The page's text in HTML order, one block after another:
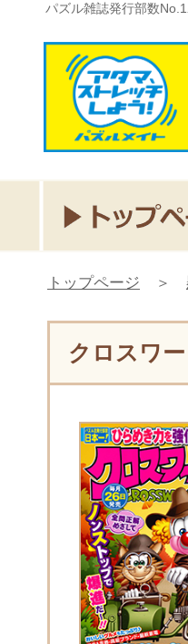
パズル雑誌発行部数No.1
トップページ ＞
クロスワ